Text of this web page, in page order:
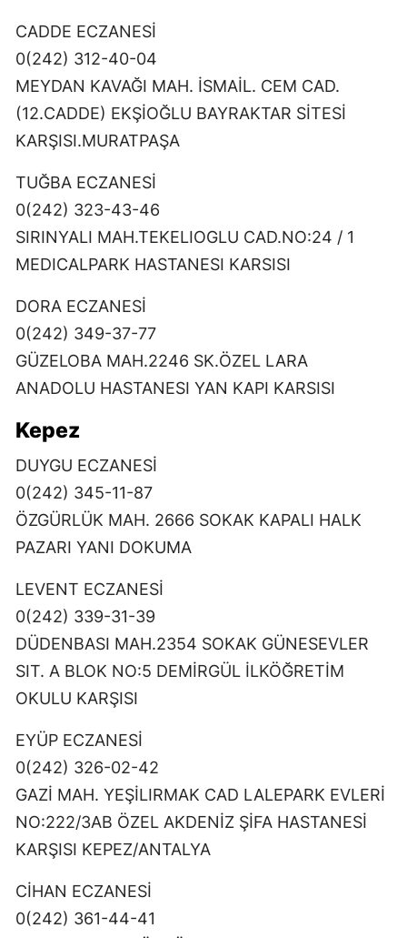
CADDE ECZANESİ
0(242) 312-40-04
MEYDAN KAVAĞI MAH. İSMAİL. CEM CAD.
(12.CADDE) EKŞİOĞLU BAYRAKTAR SİTESİ
KARŞISI.MURATPAŞA
TUĞBA ECZANESİ
0(242) 323-43-46
SIRINYALI MAH.TEKELIOGLU CAD.NO:24 / 1
MEDICALPARK HASTANESI KARSISI
DORA ECZANESİ
0(242) 349-37-77
GÜZELOBA MAH.2246 SK.ÖZEL LARA
ANADOLU HASTANESI YAN KAPI KARSISI
Kepez
DUYGU ECZANESİ
0(242) 345-11-87
ÖZGÜRLÜK MAH. 2666 SOKAK KAPALI HALK
PAZARI YANI DOKUMA
LEVENT ECZANESİ
0(242) 339-31-39
DÜDENBASI MAH.2354 SOKAK GÜNESEVLER
SIT. A BLOK NO:5 DEMİRGÜL İLKÖĞRETİM
OKULU KARŞISI
EYÜP ECZANESİ
0(242) 326-02-42
GAZİ MAH. YEŞİLIRMAK CAD LALEPARK EVLERİ
NO:222/3AB ÖZEL AKDENİZ ŞİFA HASTANESİ
KARŞISI KEPEZ/ANTALYA
CİHAN ECZANESİ
0(242) 361-44-41